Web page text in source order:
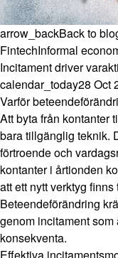
arrow_backBack to
FintechInformal
Incitament driver
calendar_today28 Oct
Varför
Att byta från kontanter
bara tillgänglig teknik.
förtroende och
kontanter i årtionden
att ett nytt verktyg
Beteendeförändring
genom incitament
konsekventa.